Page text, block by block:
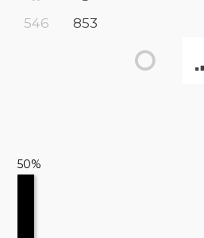
546 853
50%